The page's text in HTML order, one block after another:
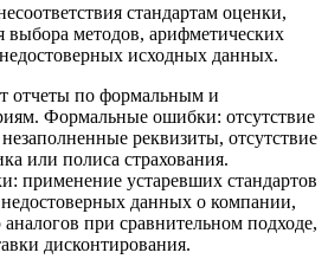
стандартам оценки,
выбора методов, арифметических
исходных данных.
отчеты по формальным и
Формальные ошибки: отсутствие
реквизиты, отсутствие
или полиса страхования.
применение устаревших стандартов
данных о компании,
при сравнительном подходе,
дисконтирования.